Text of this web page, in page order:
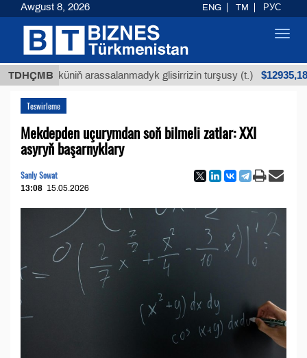
TDHÇMBarassalanmadyk glisirrizin turşusy (t.) $12935,18
Teswirleme
Mekdepden uçurymdan soň bilmeli zatlar: XXI
asyryň başarnyklary
Sanly Sowat
13:08 15.05.2026
Awgust 8, 2026 ENG TM РУС